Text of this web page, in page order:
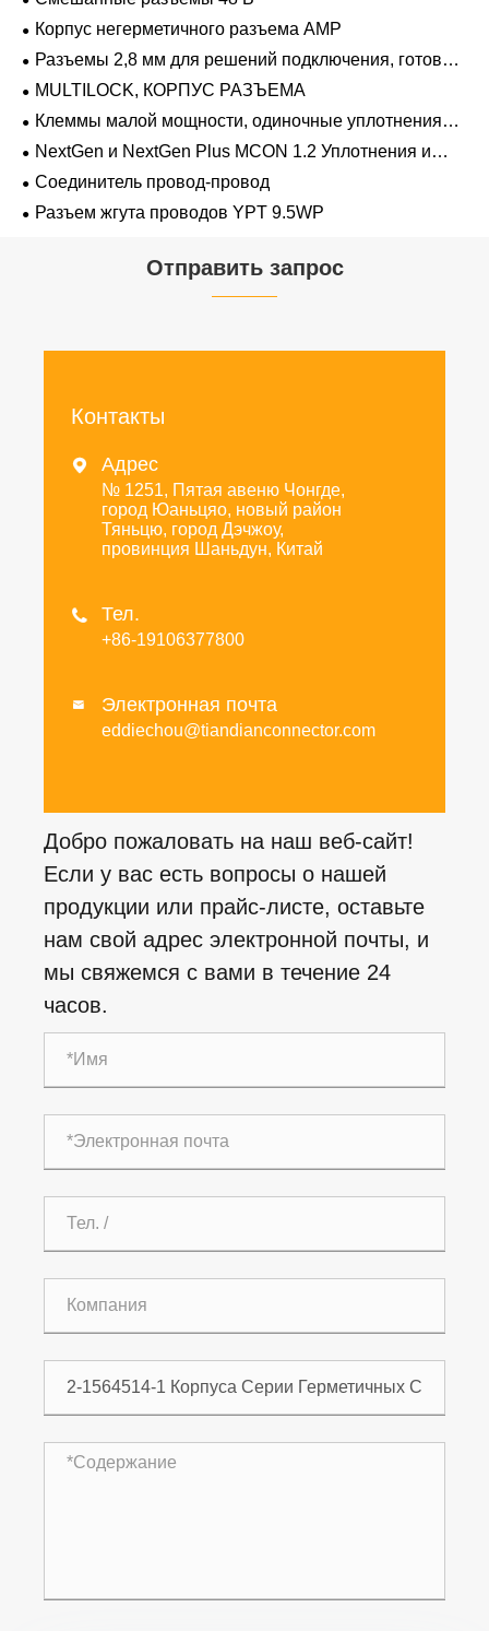
Корпус негерметичного разъема AMP
Разъемы 2,8 мм для решений подключения, готовых
к напряжению 48 В
MULTILOCK, КОРПУС РАЗЪЕМА
Клеммы малой мощности, одиночные уплотнения
проводов 1,2 мм-2,8 мм
NextGen и NextGen Plus MCON 1.2 Уплотнения и
заглушки для полостей с одинарной проволокой с
замком-копьем
Соединитель провод-провод
Разъем жгута проводов YPT 9.5WP
Отправить запрос
Контакты
 Адрес
№ 1251, Пятая авеню Чонгде,
город Юаньцяо, новый район
Тяньцю, город Дэчжоу,
провинция Шаньдун, Китай
 Тел.
+86-19106377800
 Электронная почта
eddiechou@tiandianconnector.com
Добро пожаловать на наш веб-сайт!
Если у вас есть вопросы о нашей
продукции или прайс-листе, оставьте
нам свой адрес электронной почты, и
мы свяжемся с вами в течение 24
часов.